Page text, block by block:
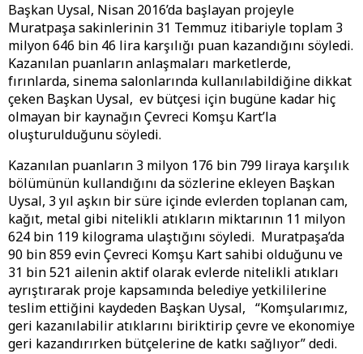
Başkan Uysal, Nisan 2016’da başlayan projeyle
Muratpaşa sakinlerinin 31 Temmuz itibariyle toplam 3
milyon 646 bin 46 lira karşılığı puan kazandığını söyledi.
Kazanılan puanların anlaşmaları marketlerde,
fırınlarda, sinema salonlarında kullanılabildiğine dikkat
çeken Başkan Uysal, ev bütçesi için bugüne kadar hiç
olmayan bir kaynağın Çevreci Komşu Kart’la
oluşturulduğunu söyledi.
Kazanılan puanların 3 milyon 176 bin 799 liraya karşılık
bölümünün kullandığını da sözlerine ekleyen Başkan
Uysal, 3 yıl aşkın bir süre içinde evlerden toplanan cam,
kağıt, metal gibi nitelikli atıkların miktarının 11 milyon
624 bin 119 kilograma ulaştığını söyledi. Muratpaşa’da
90 bin 859 evin Çevreci Komşu Kart sahibi olduğunu ve
31 bin 521 ailenin aktif olarak evlerde nitelikli atıkları
ayrıştırarak proje kapsamında belediye yetkililerine
teslim ettiğini kaydeden Başkan Uysal, “Komşularımız,
geri kazanılabilir atıklarını biriktirip çevre ve ekonomiye
geri kazandırırken bütçelerine de katkı sağlıyor” dedi.